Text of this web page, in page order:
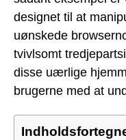
designet til at
uønskede
tvivlsomt
disse uærlige
brugerne med at